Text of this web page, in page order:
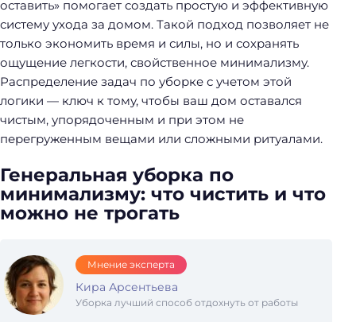
оставить» помогает создать простую и эффективную
систему ухода за домом. Такой подход позволяет не
только экономить время и силы, но и сохранять
ощущение легкости, свойственное минимализму.
Распределение задач по уборке с учетом этой
логики — ключ к тому, чтобы ваш дом оставался
чистым, упорядоченным и при этом не
перегруженным вещами или сложными ритуалами.
Генеральная уборка по
минимализму: что чистить и что
можно не трогать
Мнение эксперта
Кира Арсентьева
Уборка лучший способ отдохнуть от работы